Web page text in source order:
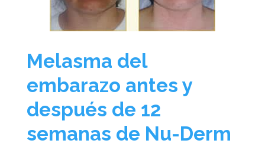
Melasma del
embarazo antes y
después de 12
semanas de Nu-Derm